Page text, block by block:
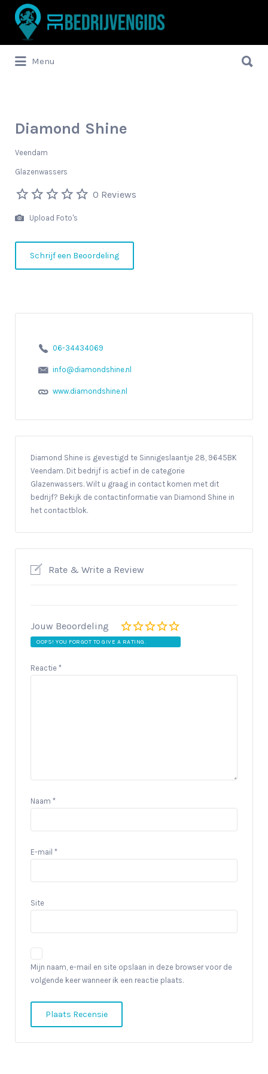
Zoek
naar:
Menu
naar:
Diamond Shine
Veendam
Glazenwassers
0 Reviews
Upload Foto's
Schrijf een Beoordeling
06-34434069
info@diamondshine.nl
www.diamondshine.nl
Diamond Shine is gevestigd te Sinnigeslaantje 28, 9645BK
Veendam. Dit bedrijf is actief in de categorie
Glazenwassers. Wilt u graag in contact komen met dit
bedrijf? Bekijk de contactinformatie van Diamond Shine in
het contactblok.
Rate & Write a Review
Jouw Beoordeling
OOPS! YOU FORGOT TO GIVE A RATING.
Reactie *
Naam *
E-mail *
Site
Mijn naam, e-mail en site opslaan in deze browser voor de
volgende keer wanneer ik een reactie plaats.